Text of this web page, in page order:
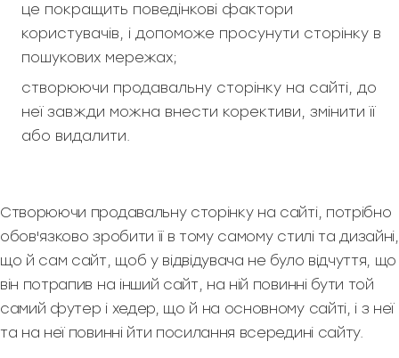
це покращить поведінкові фактори
користувачів, і допоможе просунути сторінку в
пошукових мережах;
створюючи продавальну сторінку на сайті, до
неї завжди можна внести корективи, змінити її
або видалити.
Створюючи продавальну сторінку на сайті, потрібно
обов'язково зробити її в тому самому стилі та дизайні,
що й сам сайт, щоб у відвідувача не було відчуття, що
він потрапив на інший сайт, на ній повинні бути той
самий футер і хедер, що й на основному сайті, і з неї
та на неї повинні йти посилання всередині сайту.